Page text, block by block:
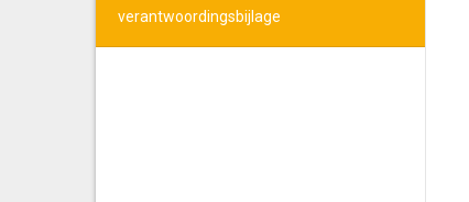
verantwoordingsbijlage